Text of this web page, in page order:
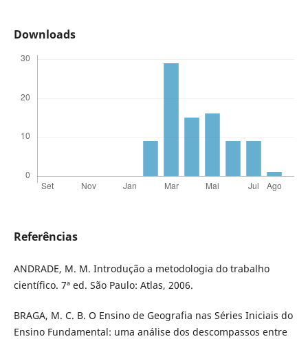
Downloads
Referências
ANDRADE, M. M. Introdução a metodologia do trabalho
científico. 7ª ed. São Paulo: Atlas, 2006.
BRAGA, M. C. B. O Ensino de Geografia nas Séries Iniciais do
Ensino Fundamental: uma análise dos descompassos entre